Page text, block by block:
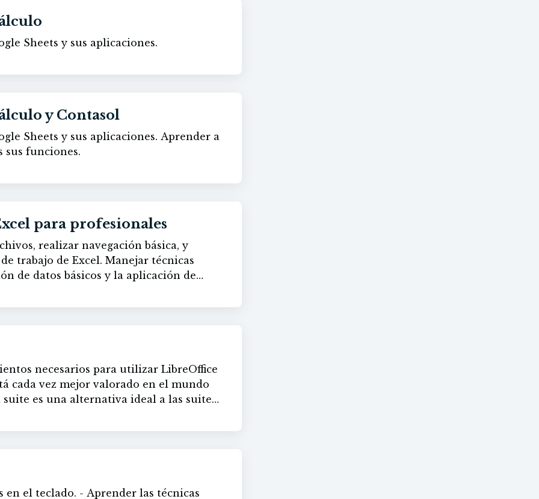
Sheets y sus aplicaciones.
y Contasol
y sus aplicaciones. Aprender a
sus funciones.
para profesionales
realizar navegación básica, y
Excel. Manejar técnicas
de datos básicos y la aplicación de
celdas y rangos.
necesarios para utilizar LibreOffice
cada vez mejor valorado en el mundo
suite es una alternativa ideal a las suite
Aprender las técnicas